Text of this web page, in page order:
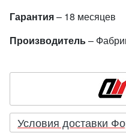
Гарантия– 18 месяцев
Производитель–
Условия доставки